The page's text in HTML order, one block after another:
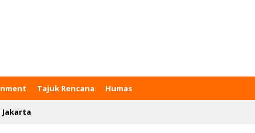
Tajuk Rencana Humas
Jakarta